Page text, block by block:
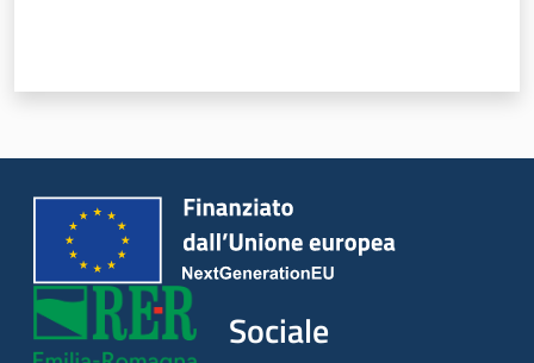
Sociale